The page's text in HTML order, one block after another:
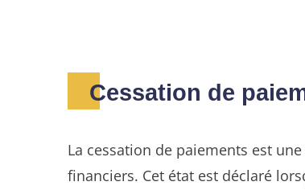
Cessation de
La cessation de paiements est
financiers. Cet état est déclaré